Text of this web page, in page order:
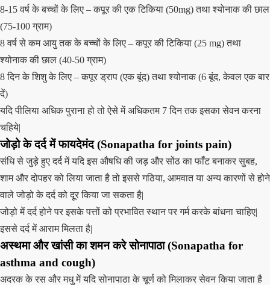
8-15 वर्ष के बच्चों के लिए – कपूर की एक टिकिया (50mg) तथा श्योनाक की छाल
(75-100 ग्राम)
8 वर्ष से कम आयु तक के बच्चों के लिए – कपूर की टिकिया (25 mg) तथा
श्योनाक की छाल (40-50 ग्राम)
8 दिन के शिशु के लिए – कपूर ड्राप (एक बूंद) तथा श्योनाक (6 बूंद, केवल एक बार
दें)
यदि पीलिया अधिक पुराना हो तो ऐसे में अधिकतम 7 दिन तक इसका सेवन करना
चहिये|
जोड़ो के दर्द में फायदेमंद (Sonapatha for joints pain)
संधि से जुड़े हुए दर्द में यदि इस औषधि की जड़ और सोंठ का फाँट बनाकर सुबह,
शाम और दोपहर को लिया जाता है तो इससे गठिया, आमवात या अन्य कारणों से होने
वाले जोड़ो के दर्द को दूर किया जा सकता है|
जोड़ो में दर्द होने पर इसके पत्तों को प्रभावित स्थान पर गर्म करके बांधना चाहिए|
इससे दर्द में आराम मिलता है|
अस्थमा और खांसी का शमन करे सोनापाठा (Sonapatha for
asthma and cough)
अदरक के रस और मधु में यदि सोनापाठा के चूर्ण को मिलाकर सेवन किया जाता है